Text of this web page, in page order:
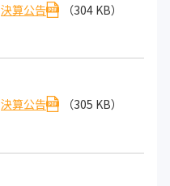
決算公告 （304 KB）
決算公告 （305 KB）